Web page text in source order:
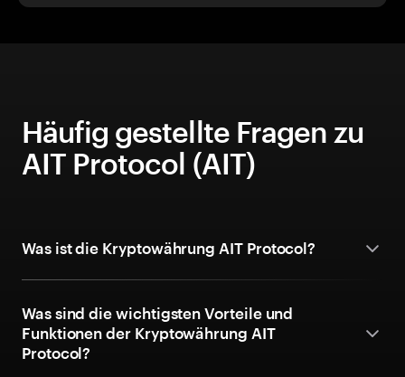
Häufig gestellte Fragen zu
AIT Protocol (AIT)
Was ist die Kryptowährung AIT Protocol?
Was sind die wichtigsten Vorteile und
Funktionen der Kryptowährung AIT
Protocol?